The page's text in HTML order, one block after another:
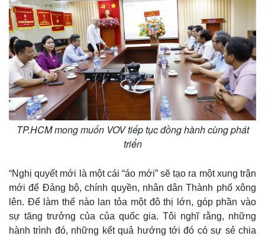
Kinh tế
Bất động sản
Khởi nghiệp
Thị trường
Giá vàng
Tiêu dùng
Tỷ giá
Chứng khoán
Giá cà phê
TP.HCM mong muốn VOV tiếp tục đồng hành cùng phát
triển
“Nghị quyết mới là một cái “áo mới” sẽ tạo ra một xung trận
mới để Đảng bộ, chính quyền, nhân dân Thành phố xông
lên. Để làm thế nào lan tỏa một đô thị lớn, góp phần vào
sự tăng trưởng của của quốc gia. Tôi nghĩ rằng, những
hành trình đó, những kết quả hướng tới đó có sự sẻ chia